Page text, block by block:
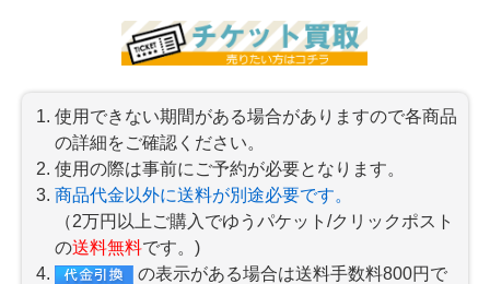
使用できない期間がある場合がありますので各商品
の詳細をご確認ください。
使用の際は事前にご予約が必要となります。
商品代金以外に送料が別途必要です。
（2万円以上ご購入でゆうパケット/クリックポスト
の送料無料です。)
の表示がある場合は送料手数料800円で